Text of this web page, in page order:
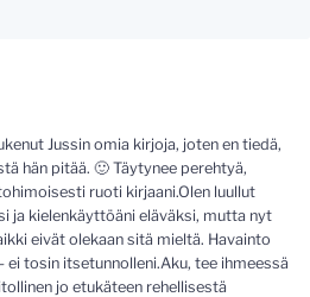
Jussin omia kirjoja, joten en tiedä,
hän pitää. 🙂 Täytynee perehtyä,
ruoti kirjaani.Olen luullut
ja kielenkäyttöäni eläväksi, mutta nyt
eivät olekaan sitä mieltä. Havainto
ei tosin itsetunnolleni.Aku, tee ihmeessä
jo etukäteen rehellisestä